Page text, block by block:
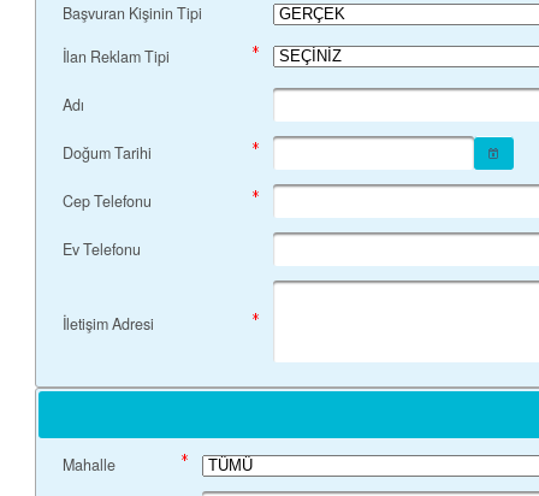
Başvuran Kişinin Tipi
İlan Reklam Tipi
Adı
Doğum Tarihi
Cep Telefonu
Ev Telefonu
İletişim Adresi
Mahalle